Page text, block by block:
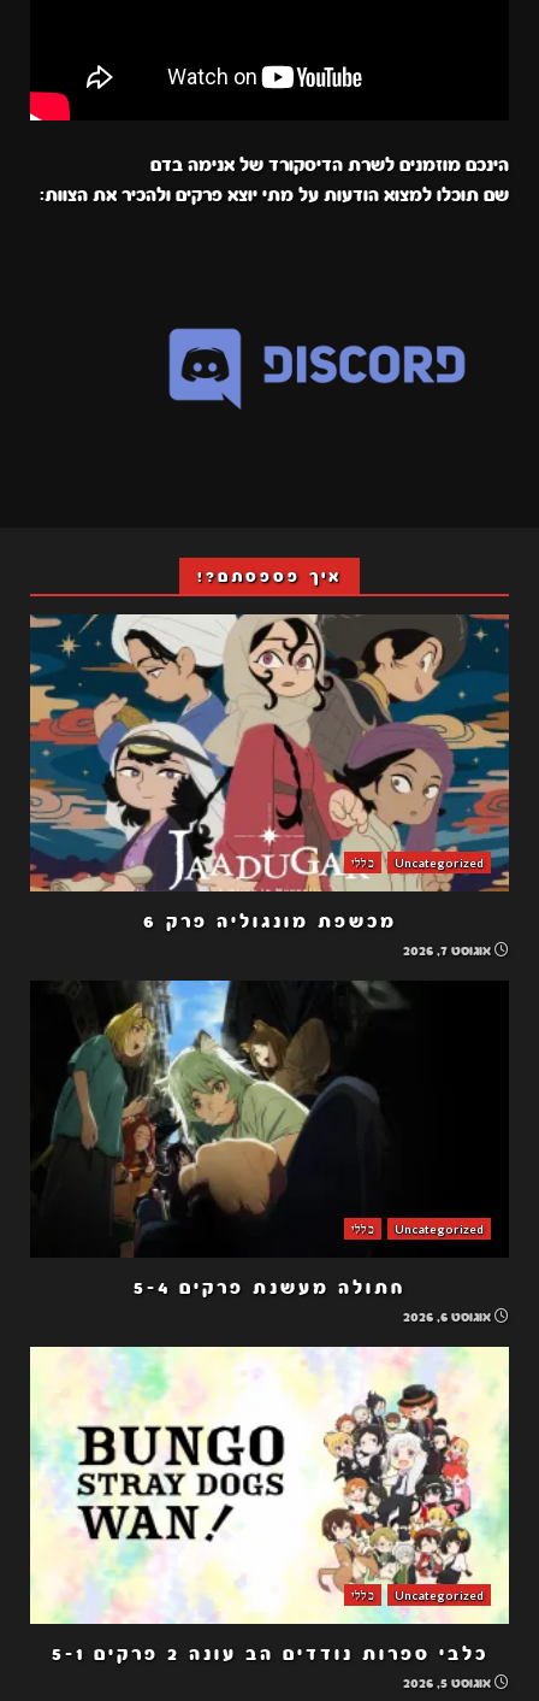
הינכם מוזמנים לשרת הדיסקורד של אנימה בדם
שם תוכלו למצוא הודעות על מתי יוצא פרקים ולהכיר את הצוות:
איך פספסתם?!
Uncategorized כללי
מכשפת מונגוליה פרק 6
אוגוסט 7, 2026
Uncategorized כללי
חתולה מעשנת פרקים 5-4
אוגוסט 6, 2026
Uncategorized כללי
כלבי ספרות נודדים הב עונה 2 פרקים 5-1
אוגוסט 5, 2026